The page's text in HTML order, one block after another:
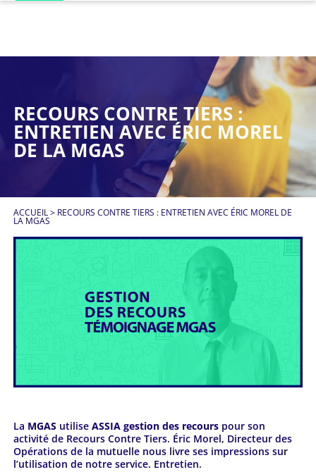
RECOURS CONTRE TIERS :
ENTRETIEN AVEC ÉRIC MOREL
DE LA MGAS
ACCUEIL> RECOURS CONTRE TIERS : ENTRETIEN AVEC ÉRIC MOREL DE
LA MGAS
La MGASutilise ASSIA gestion des recourspour son
activité de Recours Contre Tiers. Éric Morel, Directeur des
Opérations de la mutuelle nous livre ses impressions sur
l’utilisation de notre service. Entretien.